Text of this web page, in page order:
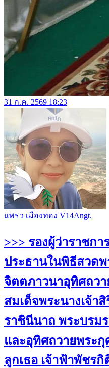
31 ก.ค. 2569 18:23
แพรว เมืองทอง V14Angt.
>>> รองผู้ว่าราชกา
ประธานในพิธีสวด
จิตตภาวนาอุทิศถว
สมเด็จพระนางเจ้า
ราชินีนาถ พระบรม
และอุทิศถวายพระกุ
ลูกเธอ เจ้าฟ้าพัชร